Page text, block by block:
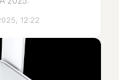
12:22